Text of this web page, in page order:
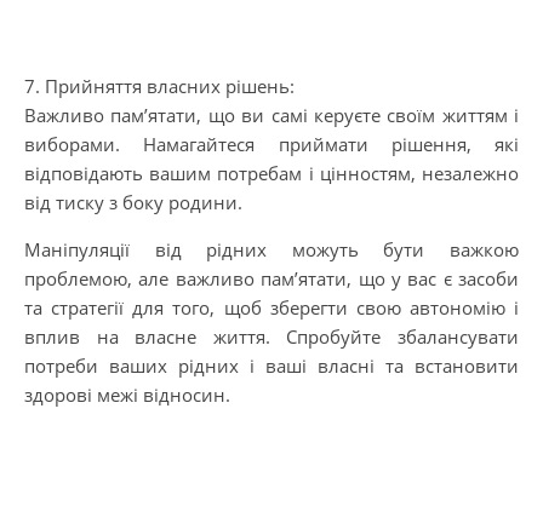
7. Прийняття власних рішень:
Важливо пам’ятати, що ви самі керуєте своїм життям і
виборами. Намагайтеся приймати рішення, які
відповідають вашим потребам і цінностям, незалежно
від тиску з боку родини.
Маніпуляції від рідних можуть бути важкою
проблемою, але важливо пам’ятати, що у вас є засоби
та стратегії для того, щоб зберегти свою автономію і
вплив на власне життя. Спробуйте збалансувати
потреби ваших рідних і ваші власні та встановити
здорові межі відносин.